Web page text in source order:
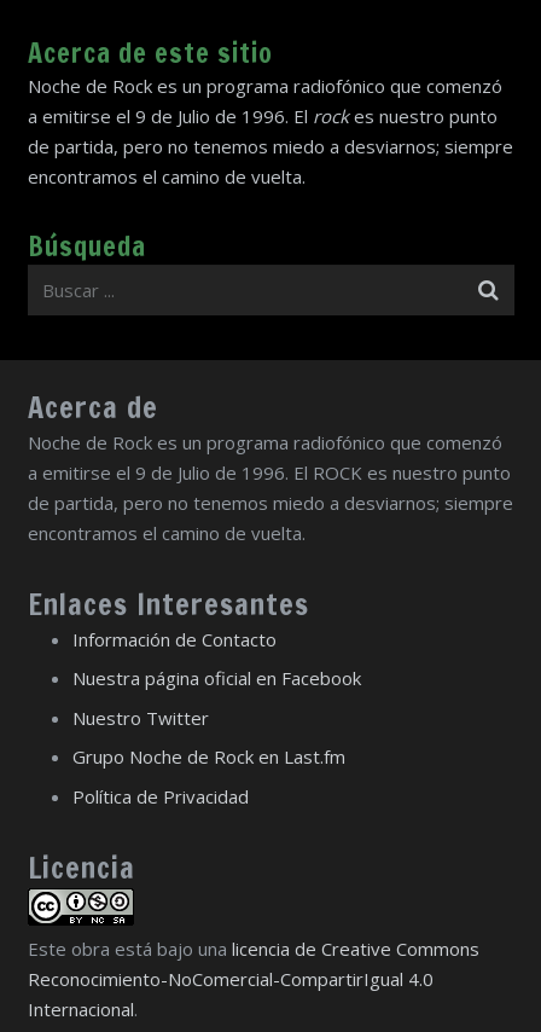
Acerca de este sitio
Noche de Rock es un programa radiofónico que comenzó
a emitirse el 9 de Julio de 1996. El rockes nuestro punto
de partida, pero no tenemos miedo a desviarnos; siempre
encontramos el camino de vuelta.
Búsqueda
Acerca de
Noche de Rock es un programa radiofónico que comenzó
a emitirse el 9 de Julio de 1996. El ROCK es nuestro punto
de partida, pero no tenemos miedo a desviarnos; siempre
encontramos el camino de vuelta.
Enlaces Interesantes
Información de Contacto
Nuestra página oficial en Facebook
Nuestro Twitter
Grupo Noche de Rock en Last.fm
Política de Privacidad
Licencia
Este obra está bajo una licencia de Creative Commons
Reconocimiento-NoComercial-CompartirIgual 4.0
Internacional.